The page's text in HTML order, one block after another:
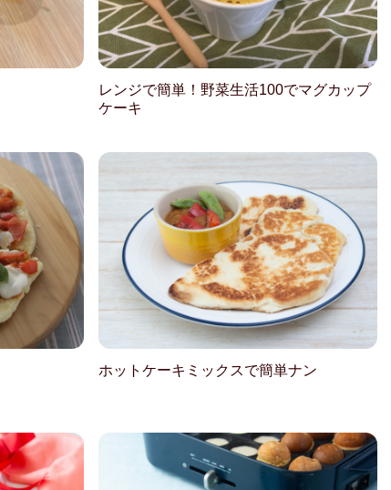
レンジで簡単！野菜生活100でマグカップ
ケーキ
ホットケーキミックスで簡単ナン